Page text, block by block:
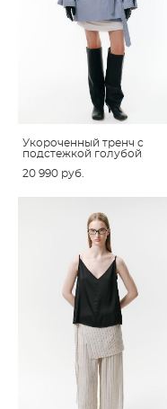
Укороченный тренч с
подстежкой голубой
20 990 pуб.